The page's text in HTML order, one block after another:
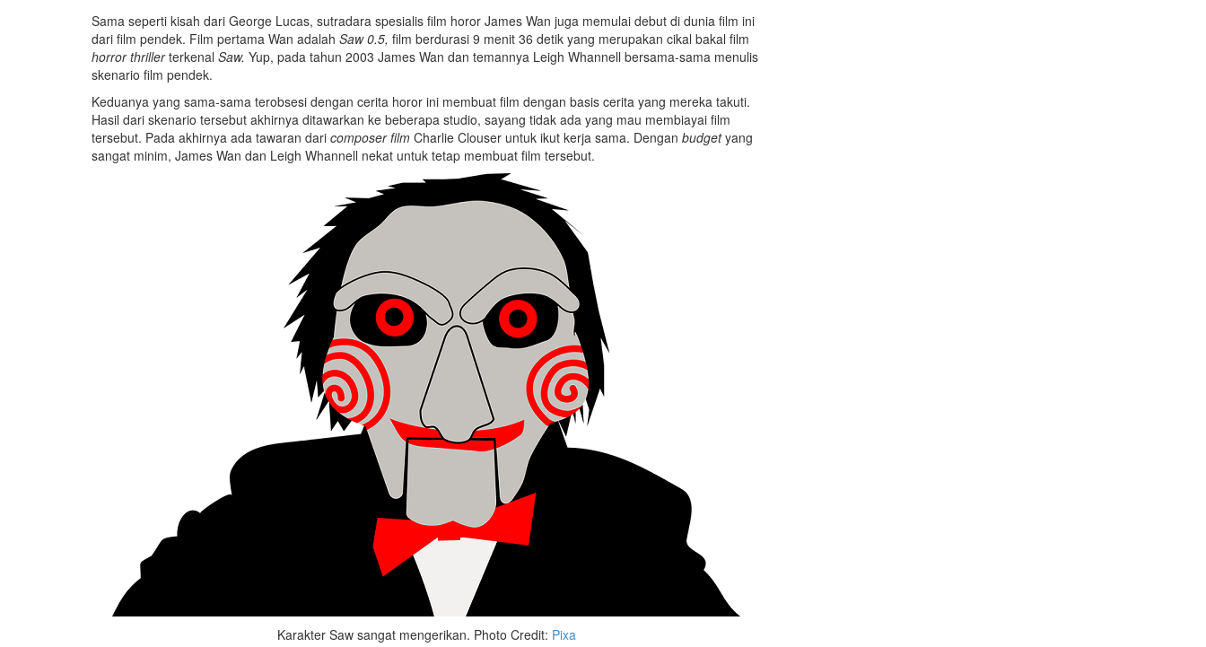
Sama seperti kisah dari George Lucas, sutradara spesialis film horor James Wan juga memulai debut di dunia film ini
dari film pendek. Film pertama Wan adalah Saw 0.5, film berdurasi 9 menit 36 detik yang merupakan cikal bakal film
horror thrillerterkenal Saw. Yup, pada tahun 2003 James Wan dan temannya Leigh Whannell bersama-sama menulis
skenario film pendek.
Keduanya yang sama-sama terobsesi dengan cerita horor ini membuat film dengan basis cerita yang mereka takuti.
Hasil dari skenario tersebut akhirnya ditawarkan ke beberapa studio, sayang tidak ada yang mau membiayai film
tersebut. Pada akhirnya ada tawaran dari composer film Charlie Clouser untuk ikut kerja sama. Dengan budgetyang
sangat minim, James Wan dan Leigh Whannell nekat untuk tetap membuat film tersebut.
Karakter Saw sangat mengerikan. Photo Credit: Pixa